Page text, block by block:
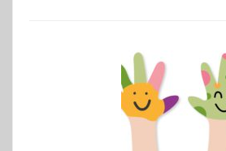
besser
verstehen